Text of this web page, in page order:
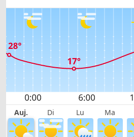
Auj. Di Lu Ma